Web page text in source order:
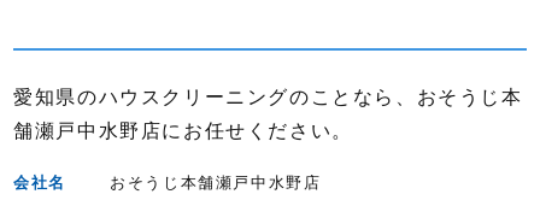
愛知県のハウスクリーニングのことなら、おそうじ本
舗瀬戸中水野店にお任せください。
会社名
おそうじ本舗瀬戸中水野店